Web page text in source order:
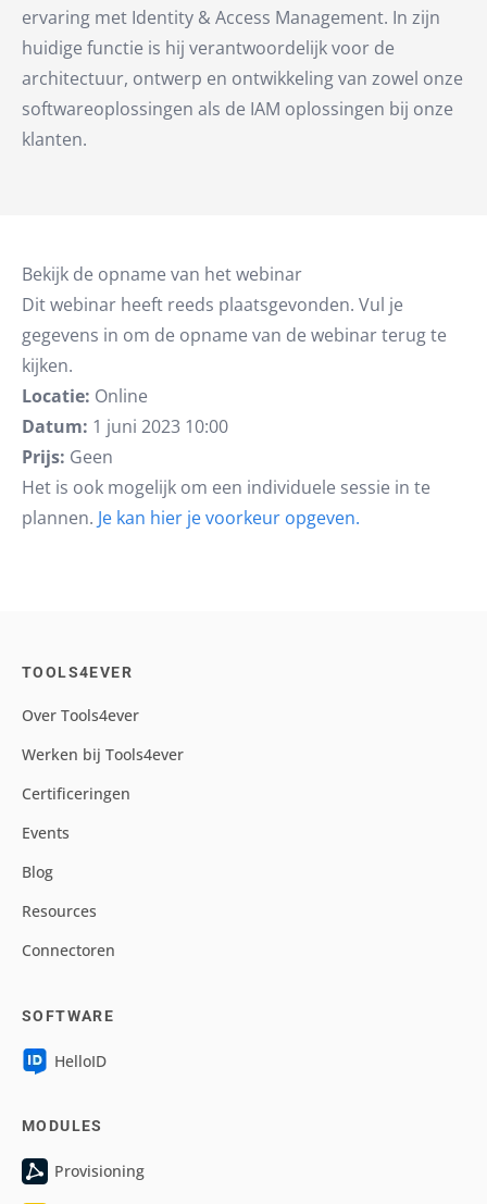
ervaring met Identity & Access Management. In zijn
huidige functie is hij verantwoordelijk voor de
architectuur, ontwerp en ontwikkeling van zowel onze
softwareoplossingen als de IAM oplossingen bij onze
klanten.
Bekijk de opname van het webinar
Dit webinar heeft reeds plaatsgevonden. Vul je
gegevens in om de opname van de webinar terug te
kijken.
Locatie: Online
Datum: 1 juni 2023 10:00
Prijs: Geen
Het is ook mogelijk om een individuele sessie in te
plannen. Je kan hier je voorkeur opgeven.
TOOLS4EVER
Over Tools4ever
Werken bij Tools4ever
Certificeringen
Events
Blog
Resources
Connectoren
SOFTWARE
HelloID
MODULES
Provisioning